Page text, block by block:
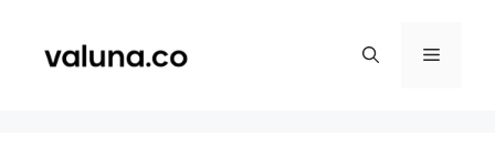
contenido
Menú